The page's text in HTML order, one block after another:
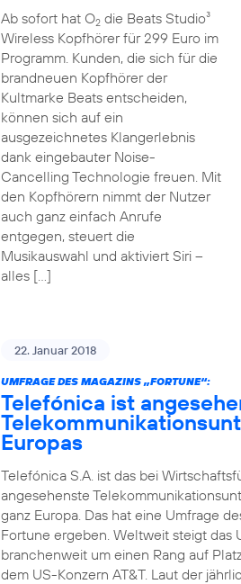
Ab sofort hat O2die Beats Studio³
Wireless Kopfhörer für 299 Euro im
Programm. Kunden, die sich für die
brandneuen Kopfhörer der
Kultmarke Beats entscheiden,
können sich auf ein
ausgezeichnetes Klangerlebnis
dank eingebauter Noise-
Cancelling Technologie freuen. Mit
den Kopfhörern nimmt der Nutzer
auch ganz einfach Anrufe
entgegen, steuert die
Musikauswahl und aktiviert Siri –
alles […]
22. Januar 2018
UMFRAGE DES MAGAZINS „FORTUNE“:
Telefónica ist
Europas
Telefónica S.A. ist das bei
angesehenste
ganz Europa. Das hat eine Umfrage
Fortune ergeben. Weltweit steigt das
branchenweit um einen Rang auf
dem US-Konzern AT&T. Laut der